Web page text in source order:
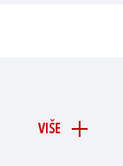
VIŠE